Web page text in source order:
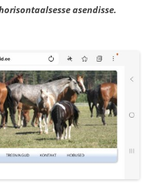
asendisse.